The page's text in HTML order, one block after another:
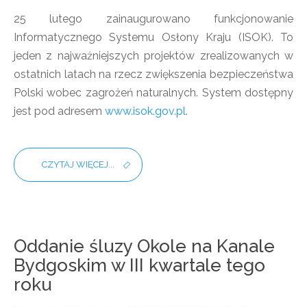
25 lutego zainaugurowano funkcjonowanie
Informatycznego Systemu Osłony Kraju (ISOK). To
jeden z najważniejszych projektów zrealizowanych w
ostatnich latach na rzecz zwiększenia bezpieczeństwa
Polski wobec zagrożeń naturalnych. System dostępny
jest pod adresem www.isok.gov.pl.
CZYTAJ WIĘCEJ...
Oddanie śluzy Okole na Kanale
Bydgoskim w III kwartale tego
roku